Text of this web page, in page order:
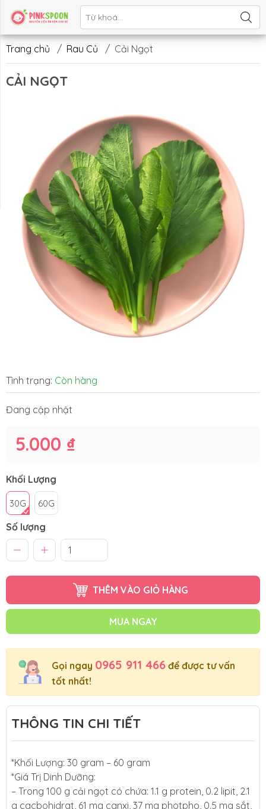
Liên hệ
Trang chủ / Rau Củ / Cải Ngọt
CẢI NGỌT
Tình trạng: Còn hàng
Đang cập nhật
5.000 ₫
Khối Lượng
30G 60G
Số lượng
THÊM VÀO GIỎ HÀNG
MUA NGAY
Gọi ngay 0965 911 466 để được tư vấn
tốt nhất!
THÔNG TIN CHI TIẾT
*Khối Lượng: 30 gram – 60 gram
*Giá Trị Dinh Dưỡng:
– Trong 100 g cải ngọt có chứa: 1.1 g protein, 0.2 lipit, 2.1
g cacbohidrat, 61 mg canxi, 37 mg photpho, 0.5 mg sắt,